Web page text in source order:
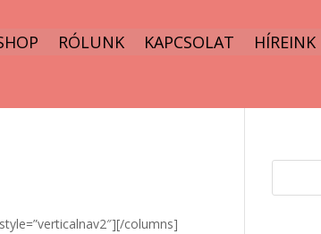
RÓLUNK KAPCSOLAT HÍREINK
columns]